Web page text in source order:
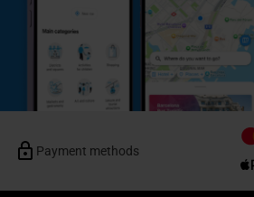
Payment methods